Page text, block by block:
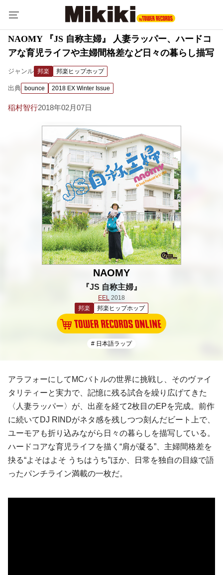
NAOMY 『JS 自称主婦』 人妻ラッパー、ハードコ
アな育児ライフや主婦間格差など日々の暮らし描写
ジャンル 邦楽 邦楽ヒップホップ
出典 bounce 2018 EX Winter Issue
稲村智行2018年02月07日
NAOMY
『JS 自称主婦』
EEL 2018
邦楽
邦楽ヒップホップ
# 日本語ラップ
アラフォーにしてMCバトルの世界に挑戦し、そのヴァイ
タリティーと実力で、記憶に残る試合を繰り広げてきた
〈人妻ラッパー〉が、出産を経て2枚目のEPを完成。前作
に続いてDJ RINDがネタ感を残しつつ刻んだビート上で、
ユーモアも折り込みながら日々の暮らしを描写している。
ハードコアな育児ライフを描く“肩が凝る”、主婦間格差を
抉る“よそはよそ うちはうち”ほか、日常を独自の目線で語
ったパンチライン満載の一枚だ。